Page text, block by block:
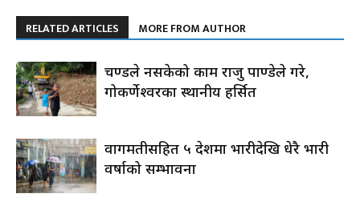
RELATED ARTICLES MORE FROM AUTHOR
प्रचण्डले नसकेको काम राजु पाण्डेले गरे,
गोकर्णेश्वरका स्थानीय हर्सित
वागमतीसहित ५ प्रदेशमा भारीदेखि धेरै भारी
वर्षाको सम्भावना